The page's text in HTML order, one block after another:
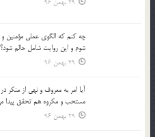
چه كنم كه الگوي عملي مؤمنين و
شوم و اين روايت شامل حالم شود؟
29 بهمن 96
آيا امر به معروف و نهي از منكر
مستحب و مكروه هم تحقق پيدا
29 بهمن 96